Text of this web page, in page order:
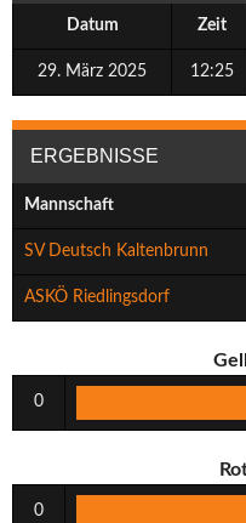
Datum Zeit
29. März 2025 12:25
ERGEBNISSE
Mannschaft
SV Deutsch Kaltenbrunn
ASKÖ Riedlingsdorf
0
0